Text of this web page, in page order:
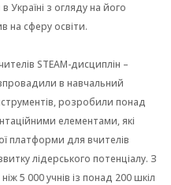
Україні з огляду на його
на сферу освіти.
STEAM-дисциплін –
в навчальний
розробили понад
елементами, які
платформи для вчителів
лідерського потенціалу. З
5 000 учнів із понад 200 шкіл